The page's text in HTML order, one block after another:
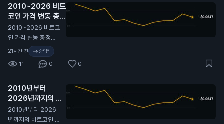
적이진 않지만 옵션
시장은 여전히 최근
비트코인이 보여준 것
보다 더 큰 움직임을
프라이싱 중. 여기서
실현 변동성이 따라
올라갈까, 아니면 내
재 변동성이 계속 눌
릴까?
2010~2026 비트
코인 가격 변동 총정
리 🫡
N
2010~2026 비트코
인 가격 변동 총정리
🫡
21시간 전 중립적
11 0 0
2010년부터
2026년까지의 비
트코인 가격 변동 전
체 역사. 🫡
N
2010년부터 2026
년까지의 비트코인 가